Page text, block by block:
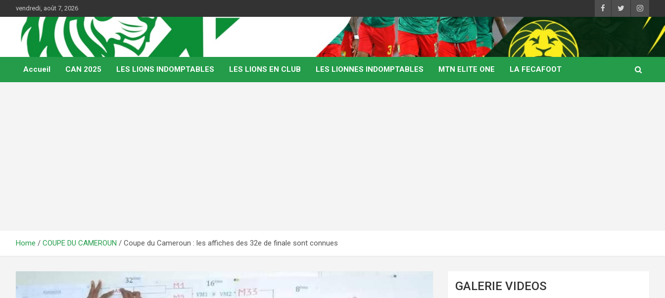
to
content
vendredi, août 7, 2026
Kamerfoot
Web Magazine du football camerounais
Accueil CAN 2025 LES LIONS INDOMPTABLES LES LIONS EN CLUB LES LIONNES INDOMPTABLES MTN ELITE ONE LA FECAFOOT
Home COUPE DU CAMEROUN Coupe du Cameroun : les affiches des 32e de finale sont connues
GALERIE VIDEOS